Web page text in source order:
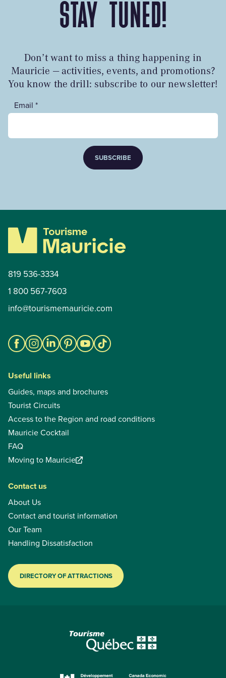
STAY TUNED!
Don’t want to miss a thing happening in
Mauricie — activities, events, and promotions?
You know the drill: subscribe to our newsletter!
Email *
SUBSCRIBE
819 536-3334
1 800 567-7603
info@tourismemauricie.com
Useful links
Guides, maps and brochures
Tourist Circuits
Access to the Region and road conditions
Mauricie Cocktail
FAQ
Moving to Mauricie
Contact us
About Us
Contact and tourist information
Our Team
Handling Dissatisfaction
DIRECTORY OF ATTRACTIONS